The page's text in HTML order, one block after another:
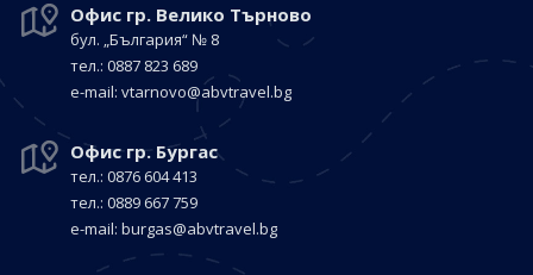
Офис гр. Велико Търново
бул. „България“ № 8
тел.: 0887 823 689
е-mail: vtarnovo@abvtravel.bg
Офис гр. Бургас
тел.: 0876 604 413
тел.: 0889 667 759
е-mail: burgas@abvtravel.bg